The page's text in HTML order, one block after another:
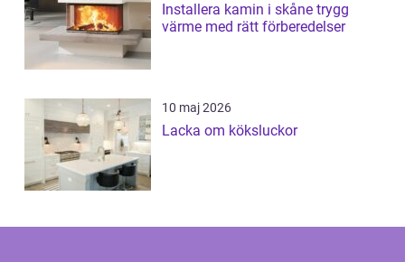
Installera kamin i skåne trygg
värme med rätt förberedelser
10 maj 2026
Lacka om köksluckor